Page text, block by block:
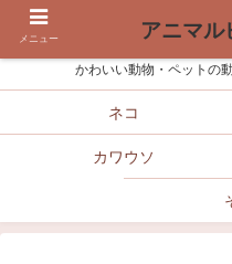
かわいい動物・ペットの
ネコ
カワウソ
メニュー アニマル